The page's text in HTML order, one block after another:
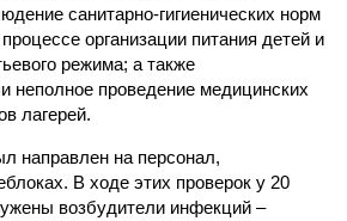
санитарно-гигиенических норм
организации питания детей и
режима; а также
неполное проведение медицинских
лагерей.
направлен на персонал,
В ходе этих проверок у 20
возбудители инфекций –